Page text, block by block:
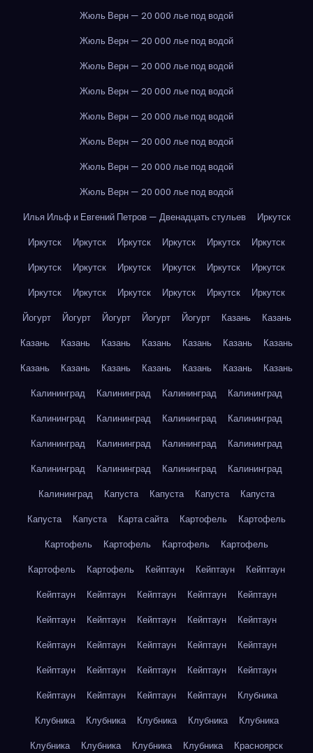
Жюль Верн — 20 000 лье под водой
Жюль Верн — 20 000 лье под водой
Жюль Верн — 20 000 лье под водой
Жюль Верн — 20 000 лье под водой
Жюль Верн — 20 000 лье под водой
Жюль Верн — 20 000 лье под водой
Жюль Верн — 20 000 лье под водой
Жюль Верн — 20 000 лье под водой
Илья Ильф и Евгений Петров — Двенадцать стульев
Иркутск
Иркутск
Иркутск Иркутск Иркутск Иркутск
Иркутск
Иркутск
Иркутск Иркутск Иркутск Иркутск
Иркутск
Иркутск
Иркутск Иркутск Иркутск Иркутск
Иркутск
Йогурт
Йогурт Йогурт Йогурт Йогурт Казань
Казань
Казань
Казань Казань Казань Казань Казань
Казань
Казань
Казань Казань Казань Казань Казань
Казань
Калининград
Калининград Калининград
Калининград
Калининград
Калининград Калининград
Калининград
Калининград
Калининград Калининград
Калининград
Калининград
Калининград Калининград
Калининград
Калининград
Капуста Капуста Капуста
Капуста
Капуста
Капуста Карта сайта Картофель
Картофель
Картофель
Картофель Картофель
Картофель
Картофель
Картофель Кейптаун Кейптаун
Кейптаун
Кейптаун
Кейптаун Кейптаун Кейптаун
Кейптаун
Кейптаун
Кейптаун Кейптаун Кейптаун
Кейптаун
Кейптаун
Кейптаун Кейптаун Кейптаун
Кейптаун
Кейптаун
Кейптаун Кейптаун Кейптаун
Кейптаун
Кейптаун
Кейптаун Кейптаун Кейптаун
Клубника
Клубника
Клубника Клубника Клубника
Клубника
Клубника
Клубника Клубника Клубника
Красноярск